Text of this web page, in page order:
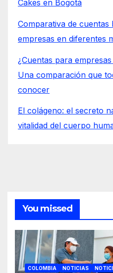
Cakes en Bogotá
Comparativa de cuentas
empresas en diferentes
¿Cuentas para
Una comparación que
conocer
El colágeno: el secreto
vitalidad del cuerpo
You missed
COLOMBIA NOTICIAS